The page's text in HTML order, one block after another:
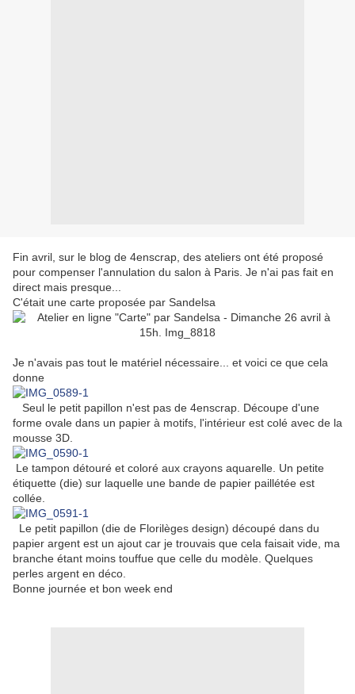
Fin avril, sur le blog de 4enscrap, des ateliers ont été proposé
pour compenser l'annulation du salon à Paris. Je n'ai pas fait en
direct mais presque...
C'était une carte proposée par Sandelsa
Je n'avais pas tout le matériel nécessaire... et voici ce que cela
donne
Seul le petit papillon n'est pas de 4enscrap. Découpe d'une
forme ovale dans un papier à motifs, l'intérieur est colé avec de la
mousse 3D.
Le tampon détouré et coloré aux crayons aquarelle. Un petite
étiquette (die) sur laquelle une bande de papier paillétée est
collée.
Le petit papillon (die de Florilèges design) découpé dans du
papier argent est un ajout car je trouvais que cela faisait vide, ma
branche étant moins touffue que celle du modèle. Quelques
perles argent en déco.
Bonne journée et bon week end